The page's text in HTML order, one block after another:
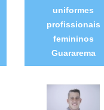
uniformes
profissionais
femininos
Guararema